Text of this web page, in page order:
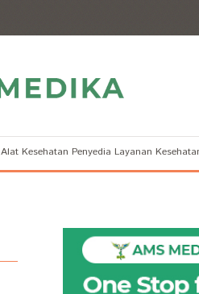
Alat Kesehatan Penyedia Layanan